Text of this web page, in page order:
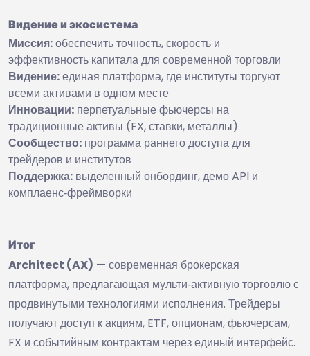
Видение и экосистема
Миссия:обеспечить точность, скорость и
эффективность капитала для современной торговли
Видение:единая платформа, где институты торгуют
всеми активами в одном месте
Инновации: перпетуальные фьючерсы на
традиционные активы (FX, ставки, металлы)
Сообщество: программа раннего доступа для
трейдеров и институтов
Поддержка: выделенный онбординг, демо API и
комплаенс‑фреймворки
Итог
Architect (AX) — современная брокерская
платформа, предлагающая мульти‑активную торговлю с
продвинутыми технологиями исполнения. Трейдеры
получают доступ к акциям, ETF, опционам, фьючерсам,
FX и событийным контрактам через единый интерфейс.